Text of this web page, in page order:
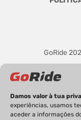
Damos valor à tua
experiências, usamos
aceder a informações
GoRide